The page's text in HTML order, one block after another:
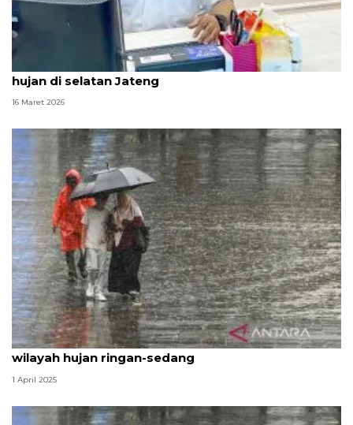
BMKG imbau pemudik antisipasi cuaca panas dan
hujan di selatan Jateng
16 Maret 2026
Lebaran kedua, BMKG prakirakan mayoritas
wilayah hujan ringan-sedang
1 April 2025